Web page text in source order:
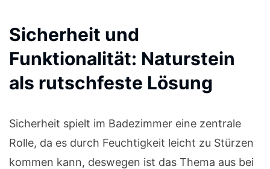
Sicherheit und
Funktionalität: Naturstein
als rutschfeste Lösung
Sicherheit spielt im Badezimmer eine zentrale
Rolle, da es durch Feuchtigkeit leicht zu Stürzen
kommen kann, deswegen ist das Thema aus bei